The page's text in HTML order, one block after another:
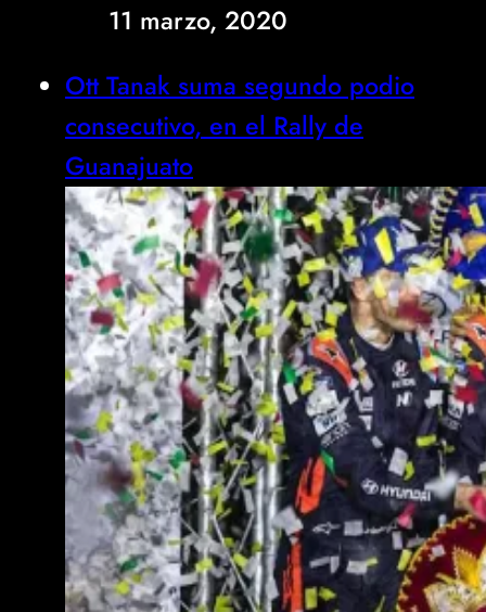
11 marzo, 2020
Ott Tanak suma segundo podio
consecutivo, en el Rally de
Guanajuato